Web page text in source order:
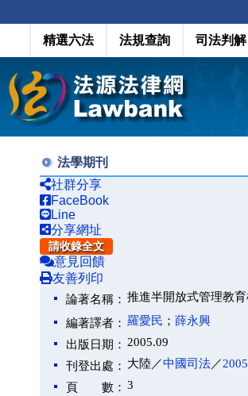
精選六法 法規查詢 司法判解
法學期刊
社群分享
FaceBook
Line
分享網址
請收錄全文
意見回饋
友善列印
論著名稱： 推進半開放式管理教
編著譯者： 羅愛民 ； 薛永興
出版日期： 2005.09
刊登出處： 大陸／中國司法／
頁 數： 3